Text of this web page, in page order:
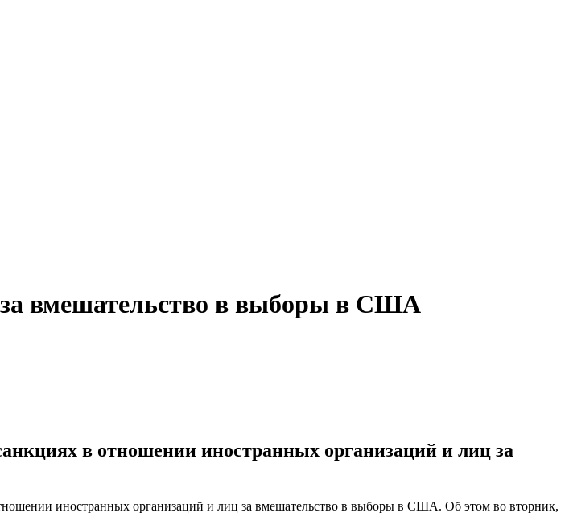
за вмешательство в выборы в США
в отношении иностранных организаций и лиц за
иностранных организаций и лиц за вмешательство в выборы в США. Об этом во вторник,